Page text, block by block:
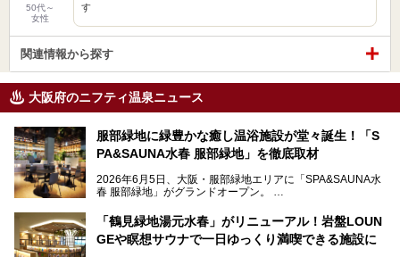
50代～
女性
す
関連情報から探す
大阪府のニフティ温泉ニュース
服部緑地に緑豊かな癒し温浴施設が堂々誕生！「S
PA&SAUNA水春 服部緑地」を徹底取材
2026年6月5日、大阪・服部緑地エリアに「SPA&SAUNA水
春 服部緑地」がグランドオープン。
当初の計画から約5年の時を経て誕生した本施設は、温泉・
サウナ・岩盤浴・フィットネス・ラウンジ・レストランなど
を融合した、これまでの“水春”のイメージをさらに進化させ
「鶴見緑地湯元水春」がリニューアル！岩盤LOUN
GEや瞑想サウナで一日ゆっくり満喫できる施設に